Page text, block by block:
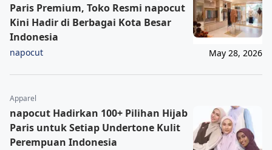
Paris Premium, Toko Resmi napocut
Kini Hadir di Berbagai Kota Besar
Indonesia
napocut May 28, 2026
Apparel
napocut Hadirkan 100+ Pilihan Hijab
Paris untuk Setiap Undertone Kulit
Perempuan Indonesia